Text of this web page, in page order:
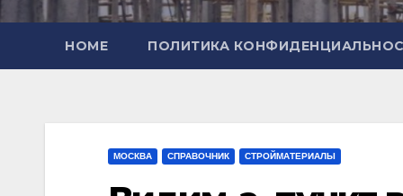
HOME ПОЛИТИКА
МОСКВА СПРАВОЧНИК СТРОЙМАТЕРИАЛЫ